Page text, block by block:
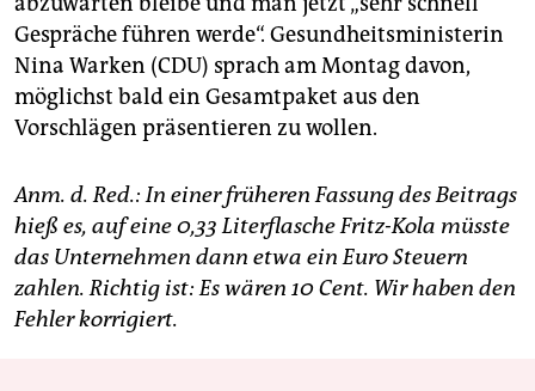
Gespräche führen werde“. Gesundheitsministerin
Nina Warken (CDU) sprach am Montag davon,
möglichst bald ein Gesamtpaket aus den
Vorschlägen präsentieren zu wollen.
Anm. d. Red.: In einer früheren Fassung des Beitrags
hieß es, auf eine 0,33 Literflasche Fritz-Kola müsste
das Unternehmen dann etwa ein Euro Steuern
zahlen. Richtig ist: Es wären 10 Cent. Wir haben den
Fehler korrigiert.